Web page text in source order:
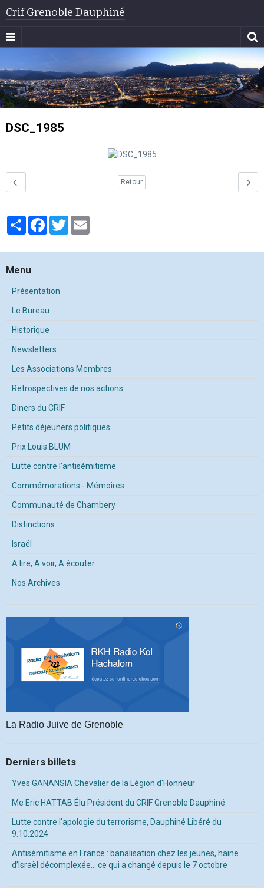
Crif Grenoble Dauphiné
DSC_1985
Retour
PartagerFacebook
Twitter
Menu
Présentation
Le Bureau
Historique
Newsletters
Les Associations Membres
Retrospectives de nos actions
Diners du CRIF
Petits déjeuners politiques
Prix Louis BLUM
Lutte contre l'antisémitisme
Commémorations - Mémoires
Communauté de Chambery
Distinctions
Israël
A lire, A voir, A écouter
Nos Archives
La Radio Juive de Grenoble
Derniers billets
Yves GANANSIA Chevalier de la Légion d'Honneur
Me Eric HATTAB Élu Président du CRIF Grenoble Dauphiné
Lutte contre l'apologie du terrorisme, Dauphiné Libéré du
9.10.2024
Antisémitisme en France : banalisation chez les jeunes, haine
d’Israël décomplexée… ce qui a changé depuis le 7 octobre